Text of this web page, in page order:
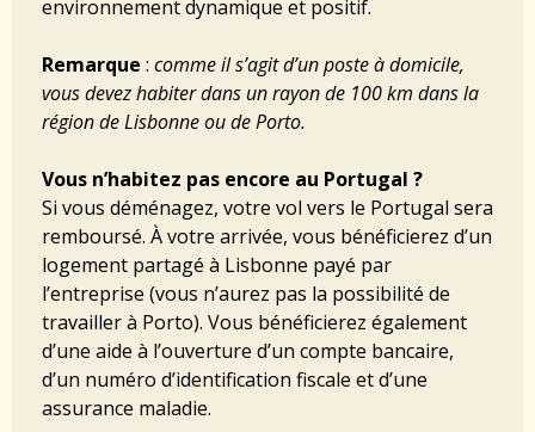
environnement dynamique et positif.
Remarque : comme il s’agit d’un poste à domicile,
vous devez habiter dans un rayon de 100 km dans la
région de Lisbonne ou de Porto.
Vous n’habitez pas encore au Portugal ?
Si vous déménagez, votre vol vers le Portugal sera
remboursé. À votre arrivée, vous bénéficierez d’un
logement partagé à Lisbonne payé par
l’entreprise (vous n’aurez pas la possibilité de
travailler à Porto). Vous bénéficierez également
d’une aide à l’ouverture d’un compte bancaire,
d’un numéro d’identification fiscale et d’une
assurance maladie.